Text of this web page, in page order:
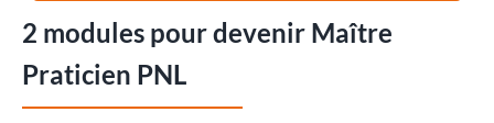
2 modules pour devenir Maître
Praticien PNL